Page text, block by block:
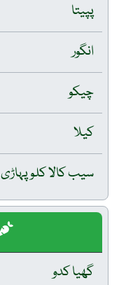
پپیتا
انگور
چیکو
کیلا
سیب کالا کلو پہاڑی
گھیا کدو